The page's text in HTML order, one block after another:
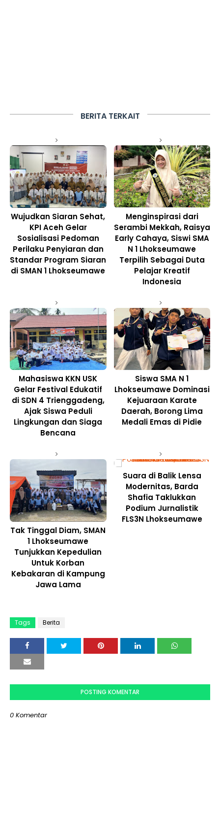
BERITA TERKAIT
Wujudkan Siaran Sehat,
KPI Aceh Gelar
Sosialisasi Pedoman
Perilaku Penyiaran dan
Standar Program Siaran
di SMAN 1 Lhokseumawe
Menginspirasi dari
Serambi Mekkah, Raisya
Early Cahaya, Siswi SMA
N 1 Lhokseumawe
Terpilih Sebagai Duta
Pelajar Kreatif
Indonesia
Mahasiswa KKN USK
Gelar Festival Edukatif
di SDN 4 Trienggadeng,
Ajak Siswa Peduli
Lingkungan dan Siaga
Bencana
Siswa SMA N 1
Lhokseumawe Dominasi
Kejuaraan Karate
Daerah, Borong Lima
Medali Emas di Pidie
Tak Tinggal Diam, SMAN
1 Lhokseumawe
Tunjukkan Kepedulian
Untuk Korban
Kebakaran di Kampung
Jawa Lama
Suara di Balik Lensa
Modernitas, Barda
Shafia Taklukkan
Podium Jurnalistik
FLS3N Lhokseumawe
Tags Berita
POSTING KOMENTAR
0 Komentar